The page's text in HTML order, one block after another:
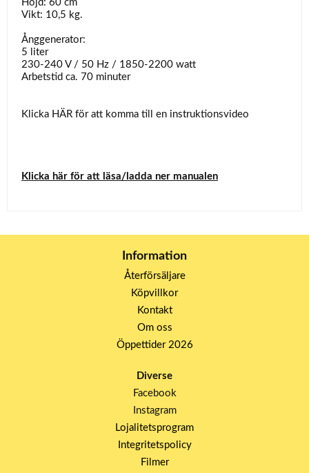
Höjd: 60 cm
Vikt: 10,5 kg.
Ånggenerator:
5 liter
230-240 V / 50 Hz / 1850-2200 watt
Arbetstid ca. 70 minuter
Klicka HÄR för att komma till en instruktionsvideo
Klicka här för att läsa/ladda ner manualen
Information
Återförsäljare
Köpvillkor
Kontakt
Om oss
Öppettider 2026
Diverse
Facebook
Instagram
Lojalitetsprogram
Integritetspolicy
Filmer